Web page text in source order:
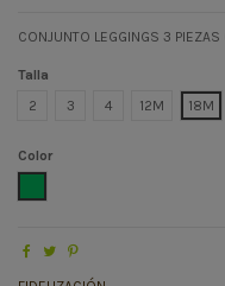
CONJUNTO LEGGINGS 3
Talla
2
3 4 12M 18M
Color